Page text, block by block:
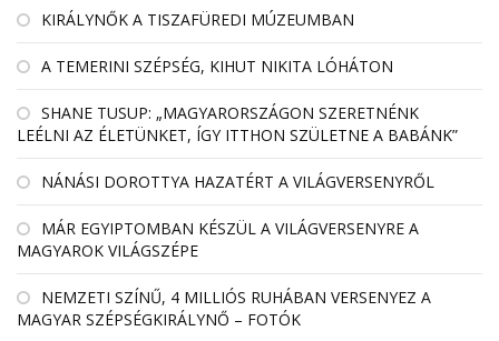
KIRÁLYNŐK A TISZAFÜREDI MÚZEUMBAN
A TEMERINI SZÉPSÉG, KIHUT NIKITA LÓHÁTON
SHANE TUSUP: „MAGYARORSZÁGON SZERETNÉNK
LEÉLNI AZ ÉLETÜNKET, ÍGY ITTHON SZÜLETNE A BABÁNK”
NÁNÁSI DOROTTYA HAZATÉRT A VILÁGVERSENYRŐL
MÁR EGYIPTOMBAN KÉSZÜL A VILÁGVERSENYRE A
MAGYAROK VILÁGSZÉPE
NEMZETI SZÍNŰ, 4 MILLIÓS RUHÁBAN VERSENYEZ A
MAGYAR SZÉPSÉGKIRÁLYNŐ – FOTÓK